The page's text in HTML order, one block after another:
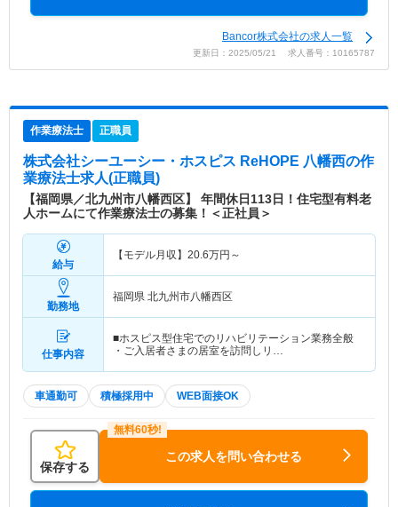
Bancor株式会社の求人一覧
更新日：2025/05/21 求人番号：10165787
作業療法士 正職員
株式会社シーユーシー・ホスピス ReHOPE 八幡西の作
業療法士求人(正職員)
【福岡県／北九州市八幡西区】 年間休日113日！住宅型有料老
人ホームにて作業療法士の募集！＜正社員＞
給与
【モデル月収】 20.6万円～
勤務地
福岡県 北九州市八幡西区
仕事内容
■ホスピス型住宅でのリハビリテーション業務全般
・ご入居者さまの居室を訪問しリ…
車通勤可 積極採用中 WEB面接OK
保存する
この求人を問い合わせる